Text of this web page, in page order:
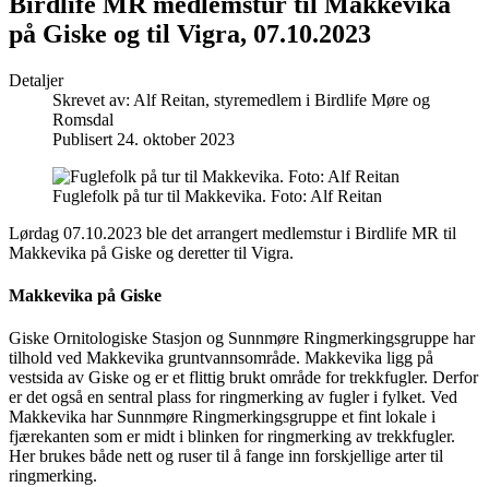
på Giske og til Vigra, 07.10.2023
Detaljer
Skrevet av: Alf Reitan, styremedlem i Birdlife Møre og
Romsdal
Publisert 24. oktober 2023
Fuglefolk på tur til Makkevika. Foto: Alf Reitan
Lørdag 07.10.2023 ble det arrangert medlemstur i Birdlife MR til
Makkevika på Giske og deretter til Vigra.
Makkevika på Giske
Giske Ornitologiske Stasjon og Sunnmøre Ringmerkingsgruppe har
tilhold ved Makkevika gruntvannsområde. Makkevika ligg på
vestsida av Giske og er et flittig brukt område for trekkfugler. Derfor
er det også en sentral plass for ringmerking av fugler i fylket. Ved
Makkevika har Sunnmøre Ringmerkingsgruppe et fint lokale i
fjærekanten som er midt i blinken for ringmerking av trekkfugler.
Her brukes både nett og ruser til å fange inn forskjellige arter til
ringmerking.